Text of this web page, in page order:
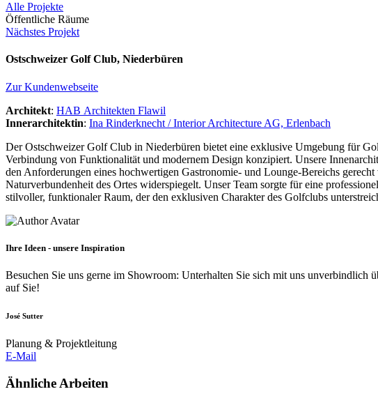
Alle Projekte
Öffentliche Räume
Nächstes Projekt
Ostschweizer Golf Club, Niederbüren
Zur Kundenwebseite
Architekt: HAB Architekten Flawil
Innerarchitektin: Ina Rinderknecht / Interior Architecture AG, Erlenbach
Der Ostschweizer Golf Club in Niederbüren bietet eine exklusive Umgebung für
Verbindung von Funktionalität und modernem Design konzipiert. Unsere
den Anforderungen eines hochwertigen Gastronomie- und Lounge-Bereichs
Naturverbundenheit des Ortes widerspiegelt. Unser Team sorgte für eine
stilvoller, funktionaler Raum, der den exklusiven Charakter des Golfclubs
Ihre Ideen - unsere Inspiration
Besuchen Sie uns gerne im Showroom: Unterhalten Sie sich mit uns
auf Sie!
José Sutter
Planung & Projektleitung
E-Mail
Ähnliche Arbeiten